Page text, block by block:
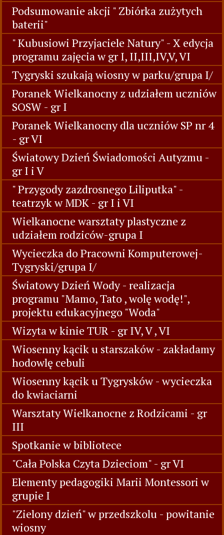
Podsumowanie akcji " Zbiórka zużytych
baterii"
" Kubusiowi Przyjaciele Natury" - X edycja
programu zajęcia w gr I, II,III,IV,V, VI
Tygryski szukają wiosny w parku/grupa I/
Poranek Wielkanocny z udziałem uczniów
SOSW - gr I
Poranek Wielkanocny dla uczniów SP nr 4
- gr VI
Światowy Dzień Świadomości Autyzmu -
gr I i V
" Przygody zazdrosnego Liliputka" -
teatrzyk w MDK - gr I i VI
Wielkanocne warsztaty plastyczne z
udziałem rodziców-grupa I
Wycieczka do Pracowni Komputerowej-
Tygryski/grupa I/
Światowy Dzień Wody - realizacja
programu "Mamo, Tato , wolę wodę!",
projektu edukacyjnego "Woda"
Wizyta w kinie TUR - gr IV, V , VI
Wiosenny kącik u starszaków - zakładamy
hodowlę cebuli
Wiosenny kącik u Tygrysków - wycieczka
do kwiaciarni
Warsztaty Wielkanocne z Rodzicami - gr
III
Spotkanie w bibliotece
"Cała Polska Czyta Dzieciom" - gr VI
Elementy pedagogiki Marii Montessori w
grupie I
"Zielony dzień" w przedszkolu - powitanie
wiosny